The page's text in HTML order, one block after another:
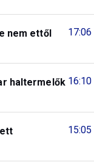
17:06
nem ettől
16:10
haltermelők
15:05